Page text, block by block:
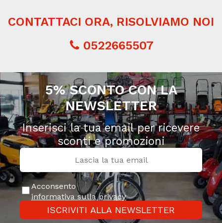
CONTATTACI ORA, RISOLVIAMO NOI
0522665507
5% SCONTO CON LA
NEWSLETTER
Inserisci la tua email per ricevere
sconti e promozioni
Acconsento
informativa sulla privacy
ISCRIVITI ALLA NEWSLETTER